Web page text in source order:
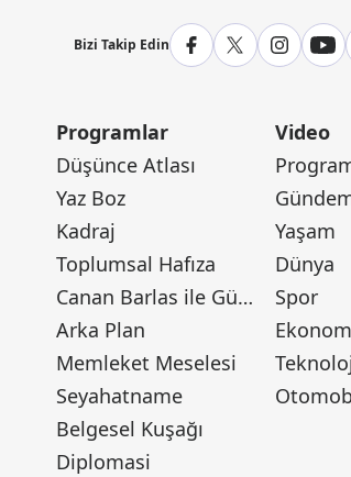
Bizi Takip Edin
Programlar
Düşünce Atlası
Yaz Boz
Kadraj
Toplumsal Hafıza
Canan Barlas ile Gündem
Arka Plan
Memleket Meselesi
Seyahatname
Belgesel Kuşağı
Diplomasi
Video
Yaşam
Dünya
Spor